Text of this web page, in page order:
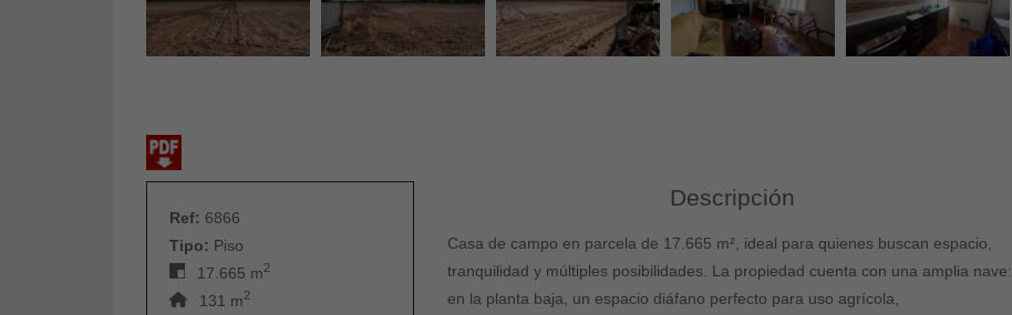
Ref: 6866
Tipo: Piso
17.665 m2
131 m2
Descripción
Casa de campo en parcela de 17.665 m², ideal para quienes buscan espacio,
tranquilidad y múltiples posibilidades. La propiedad cuenta con una amplia nave:
en la planta baja, un espacio diáfano perfecto para uso agrícola,